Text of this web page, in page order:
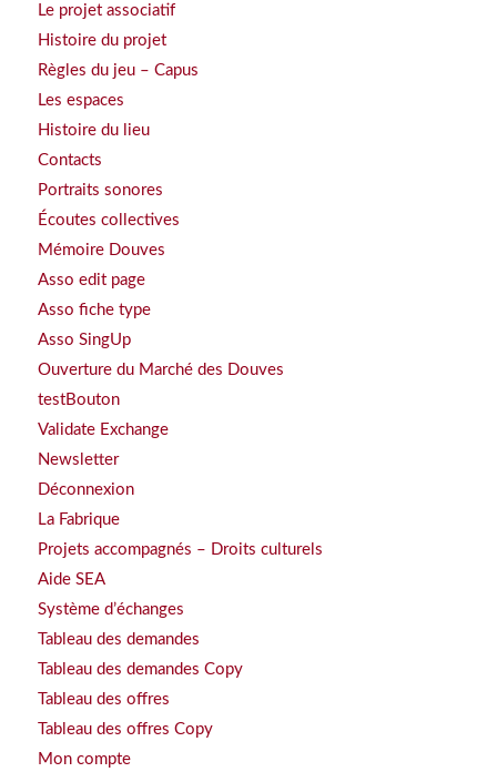
Le projet associatif
Histoire du projet
Règles du jeu – Capus
Les espaces
Histoire du lieu
Contacts
Portraits sonores
Écoutes collectives
Mémoire Douves
Asso edit page
Asso fiche type
Asso SingUp
Ouverture du Marché des Douves
testBouton
Validate Exchange
Newsletter
Déconnexion
La Fabrique
Projets accompagnés – Droits culturels
Aide SEA
Système d’échanges
Tableau des demandes
Tableau des demandes Copy
Tableau des offres
Tableau des offres Copy
Mon compte